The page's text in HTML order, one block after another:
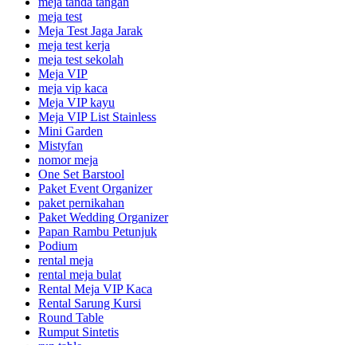
meja test
Meja Test Jaga Jarak
meja test kerja
meja test sekolah
Meja VIP
meja vip kaca
Meja VIP kayu
Meja VIP List Stainless
Mini Garden
Mistyfan
nomor meja
One Set Barstool
Paket Event Organizer
paket pernikahan
Paket Wedding Organizer
Papan Rambu Petunjuk
Podium
rental meja
rental meja bulat
Rental Meja VIP Kaca
Rental Sarung Kursi
Round Table
Rumput Sintetis